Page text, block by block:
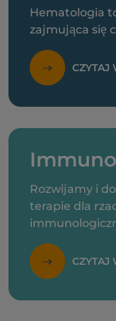
Hematologia
zajmująca się
CZYTAJ
Rozwijamy i
terapie dla
CZYTAJ